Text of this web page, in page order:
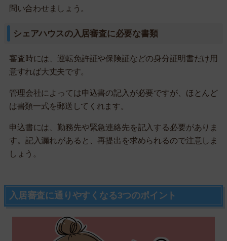
問い合わせましょう。
シェアハウスの入居審査に必要な書類
審査時には、運転免許証や保険証などの身分証明書だけ用
意すれば大丈夫です。
管理会社によっては申込書の記入が必要ですが、ほとんど
は書類一式を郵送してくれます。
申込書には、勤務先や緊急連絡先を記入する必要がありま
す。記入漏れがあると、再提出を求められるので注意しま
しょう。
入居審査に通りやすくなる3つのポイント